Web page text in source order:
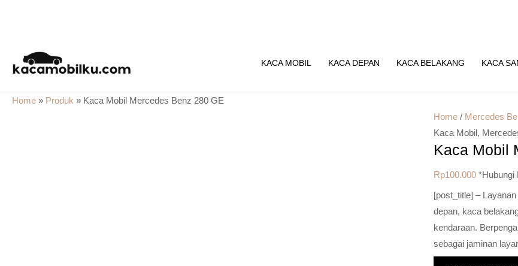
content
KACA MOBIL KACA DEPAN KACA BELAKANG KACA
Home » Produk » Kaca Mobil Mercedes Benz 280 GE
Home / Mercedes
Kaca Mobil,
Kaca Mobil
Rp100.000 *Hubungi
[post_title] –
depan, kaca
kendaraan.
sebagai jaminan